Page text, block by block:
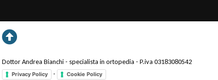
Dottor Andrea Bianchi - specialista in ortopedia - P.iva 03183080542
Privacy Policy - Cookie Policy